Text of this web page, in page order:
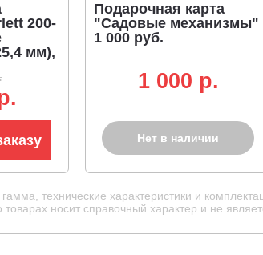
200-
мм),
Подарочная карта
"Садовые механизмы"
1 000 руб.
1 000 p.
Нет в наличии
технические характеристики и
носит справочный характер и не